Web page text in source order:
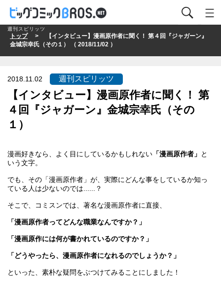
トップ> 【インタビュー】漫画原作者に聞く！ 第４回『ジャガーン』
金城宗幸氏（その１） （ 2018/11/02 ）
週刊スピリッツ
2018.11.02
【インタビュー】漫画原作者に聞く！ 第
４回『ジャガーン』金城宗幸氏（その
１）
週刊スピリッツ
漫画好きなら、よく目にしているかもしれない 「漫画原作者」 と
いう文字。
でも、その「漫画原作者」が、実際にどんな事をしているか知っ
ている人は少ないのでは......？
そこで、コミスンでは、著名な漫画原作者に直接、
「漫画原作者ってどんな職業なんですか？」
「漫画原作には何が書かれているのですか？」
「どうやったら、漫画原作者になれるのでしょうか？」
といった、素朴な疑問をぶつけてみることにしました！